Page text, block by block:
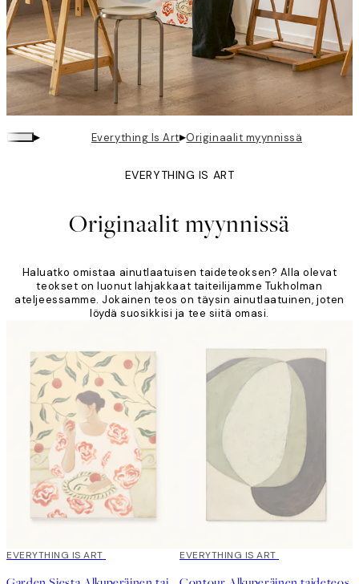
▸ Everything Is Art▸Originaalit myynnissä
EVERYTHING IS ART
Originaalit myynnissä
Haluatko omistaa ainutlaatuisen taideteoksen? Alla olevat
teokset on luonut lahjakkaat taiteilijamme Tukholman
ateljeessamme. Jokainen teos on täysin ainutlaatuinen, joten
löydä suosikkisi ja tee siitä omasi.
EVERYTHING IS ART EVERYTHING IS ART